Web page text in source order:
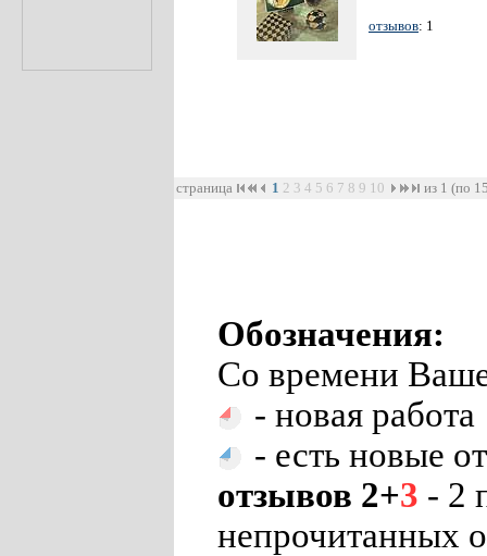
отзывов: 1
страница 1 2 3 4 5 6 7 8 9 10 из 1 (по
Обозначения:
Со времени
- новая работа
- есть новые
отзывов 2+3 - 2
непрочитанных